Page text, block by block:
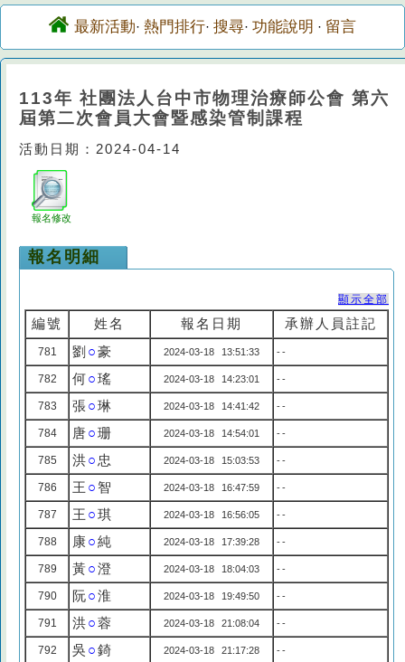
最新活動· 熱門排行· 搜尋· 功能說明 · 留言
113年 社團法人台中市物理治療師公會 第六
屆第二次會員大會暨感染管制課程
活動日期：2024-04-14
報名修改
報名明細
顯示全部
編號 姓名 報名日期 承辦人員註記
781 劉 ○豪 2024-03-18 13:51:33 --
782 何○瑤 2024-03-18 14:23:01 --
783 張○琳 2024-03-18 14:41:42 --
784 唐○珊 2024-03-18 14:54:01 --
785 洪○ 忠 2024-03-18 15:03:53 --
786 王 ○ 智 2024-03-18 16:47:59 --
787 王 ○琪 2024-03-18 16:56:05 --
788 康○純 2024-03-18 17:39:28 --
789 黃○澄 2024-03-18 18:04:03 --
790 阮○淮 2024-03-18 19:49:50 --
791 洪○蓉 2024-03-18 21:08:04 --
792 吳 ○錡 2024-03-18 21:17:28 --